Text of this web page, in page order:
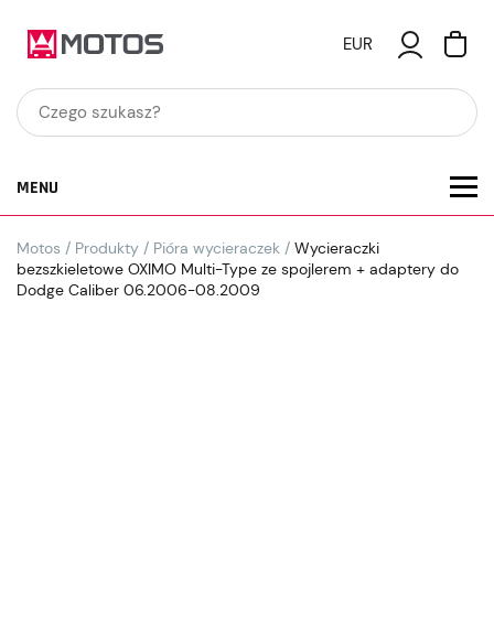
EUR
MENU
Motos / Produkty / Pióra wycieraczek / Wycieraczki
bezszkieletowe OXIMO Multi-Type ze spojlerem + adaptery do
Dodge Caliber 06.2006-08.2009